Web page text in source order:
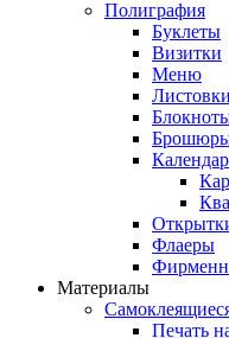
Полиграфия
Буклеты
Визитки
Меню
Листовки
Флаеры
Материалы
Печать